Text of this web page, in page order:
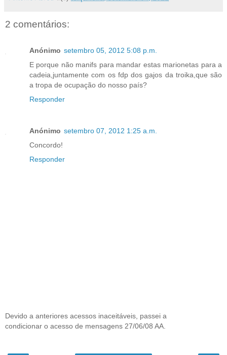
2 comentários:
Anónimo setembro 05, 2012 5:08 p.m.
E porque não manifs para mandar estas marionetas para a
cadeia,juntamente com os fdp dos gajos da troika,que são
a tropa de ocupação do nosso país?
Responder
Anónimo setembro 07, 2012 1:25 a.m.
Concordo!
Responder
Devido a anteriores acessos inaceitáveis, passei a
condicionar o acesso de mensagens 27/06/08 AA.